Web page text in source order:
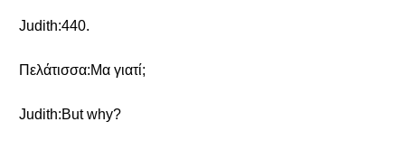
Judith:440.
Πελάτισσα:Μα γιατί;
Judith:But why?